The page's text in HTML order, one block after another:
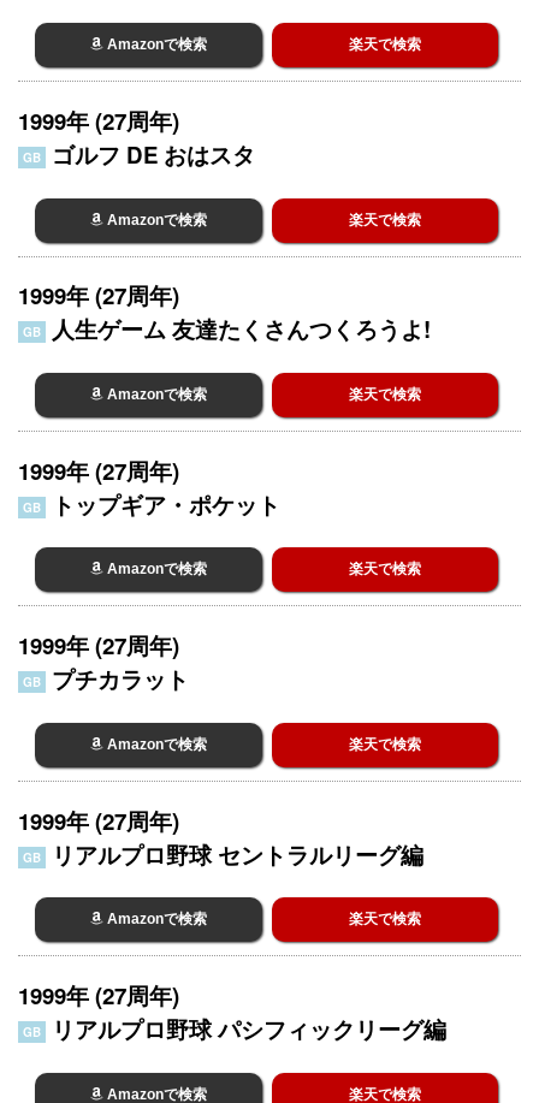
Amazonで検索 楽天で検索
1999年 (27周年)
GB ゴルフ DE おはスタ
Amazonで検索 楽天で検索
1999年 (27周年)
GB 人生ゲーム 友達たくさんつくろうよ!
Amazonで検索 楽天で検索
1999年 (27周年)
GB トップギア・ポケット
Amazonで検索 楽天で検索
1999年 (27周年)
GB プチカラット
Amazonで検索 楽天で検索
1999年 (27周年)
GB リアルプロ野球 セントラルリーグ編
Amazonで検索 楽天で検索
1999年 (27周年)
GB リアルプロ野球 パシフィックリーグ編
Amazonで検索 楽天で検索